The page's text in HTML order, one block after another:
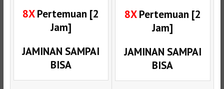
8XPertemuan [2
Jam]
JAMINAN SAMPAI
BISA
8XPertemuan [2
Jam]
JAMINAN SAMPAI
BISA